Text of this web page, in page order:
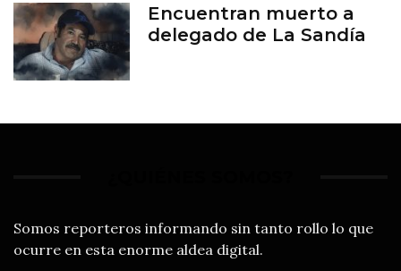
Encuentran muerto a
delegado de La Sandía
Somos reporteros informando sin tanto rollo lo que
ocurre en esta enorme aldea digital.